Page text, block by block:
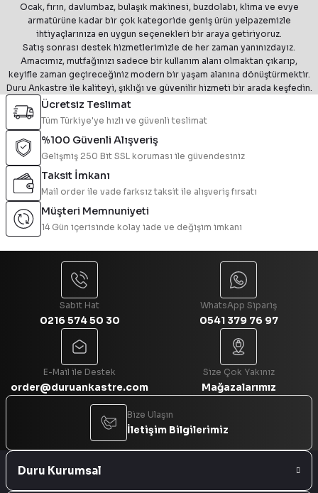
Ocak, fırın, davlumbaz, bulaşık makinesi, buzdolabı, klima ve evye
armatürüne kadar bir çok kategoride geniş ürün yelpazemizle
ihtiyaçlarınıza en uygun seçenekleri bir araya getiriyoruz.
Satış sonrası destek hizmetlerimizle de her zaman yanınızdayız.
Amacımız, mutfağınızı sadece bir kullanım alanı olmaktan çıkarıp,
keyifle zaman geçireceğiniz modern bir yaşam alanına dönüştürmektir.
Duru Ankastre ile kaliteyi, şıklığı ve güvenilir hizmeti bir arada keşfedin.
Ücretsiz Teslimat
Tüm Türkiye'ye hızlı ve güvenli teslimat
%100 Güvenli Alışveriş
Gelişmiş 250 Bit SSL koruması ile güvendesiniz
Taksit İmkanı
Mail order ile vade farksız taksit ile alışveriş fırsatı
Müşteri Memnuniyeti
14 Gün içerisinde kolay iade ve değişim imkanı
Sabit Hat
0216 574 50 30
WhatsApp Sipariş
0541 379 76 97
E-Mail ile Destek
order@duruankastre.com
Size Çok Yakınız
Mağazalarımız
Bize Ulaşın
İletişim Bilgilerimiz
Duru Kurumsal